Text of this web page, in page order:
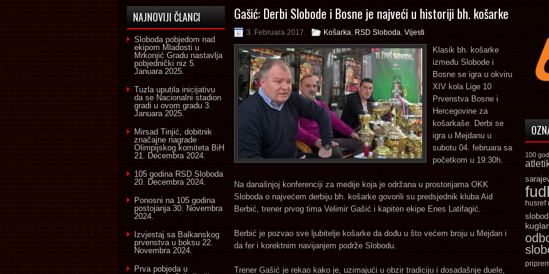
Gašić: Derbi Slobode i Bosne je najveći u historiji bh. košarke
3. Februara 2017. Košarka, RSD Sloboda, Vijesti
Klasik bh. košarke
između Slobode i
Bosne se igra u okviru
XIV kola Lige 10
Prvenstva Bosne i
Hercegovine za
košarkaše. Derbi se
igra u Mejdanu u
subotu 04. februara sa
početkom u 19:30h.
Na današnjoj konferenciji za medije koja je održana u prostorijama OKK
Sloboda o najvećem derbiju bh. košarke govorili su predsjednik kluba Aid
Berbić, trener prvog tima Velimir Gašić i kapiten ekipe Enes Latifagić.
Berbić je pozvao sve ljubitelje košarke da dođu u što većem broju u Mejdan i
da fer i korektnim navijanjem podrže Slobodu.
Trener Gašić je rekao kako je, uzimajući u obzir tradiciju i dosadašnje duele,
NAJNOVIJI ČLANCI
Sloboda pobjedom nad
ekipom Mladosti u
Mrkonjić Gradu nastavlja
pobjednički niz 5.
Januara 2025.
Tuzla uputila inicijativu
da se Nacionalni stadion
gradi u ovom gradu 3.
Januara 2025.
Mirsad Tinjić, dobitnik
značajne nagrade
Olimpijskog komiteta BiH
21. Decembra 2024.
105 godina RSD Sloboda
20. Decembra 2024.
Ponosni na 105 godina
postojanja 30. Novembra
2024.
Izvjestaj sa Balkanskog
prvenstva u boksu 22.
Novembra 2024.
Prva pobjeda u
100
husref